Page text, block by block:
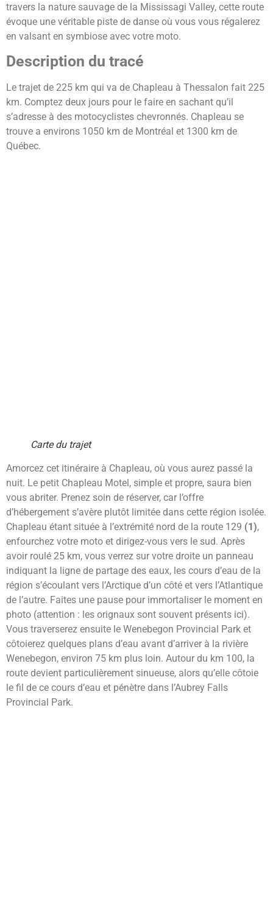
travers la nature sauvage de la Mississagi Valley, cette route
évoque une véritable piste de danse où vous vous régalerez
en valsant en symbiose avec votre moto.
Description du tracé
Le trajet de 225 km qui va de Chapleau à Thessalon fait 225
km. Comptez deux jours pour le faire en sachant qu’il
s’adresse à des motocyclistes chevronnés. Chapleau se
trouve a environs 1050 km de Montréal et 1300 km de
Québec.
Carte du trajet
Amorcez cet itinéraire à Chapleau, où vous aurez passé la
nuit. Le petit Chapleau Motel, simple et propre, saura bien
vous abriter. Prenez soin de réserver, car l’offre
d’hébergement s’avère plutôt limitée dans cette région isolée.
Chapleau étant située à l’extrémité nord de la route 129 (1),
enfourchez votre moto et dirigez-vous vers le sud. Après
avoir roulé 25 km, vous verrez sur votre droite un panneau
indiquant la ligne de partage des eaux, les cours d’eau de la
région s’écoulant vers l’Arctique d’un côté et vers l’Atlantique
de l’autre. Faites une pause pour immortaliser le moment en
photo (attention : les orignaux sont souvent présents ici).
Vous traverserez ensuite le Wenebegon Provincial Park et
côtoierez quelques plans d’eau avant d’arriver à la rivière
Wenebegon, environ 75 km plus loin. Autour du km 100, la
route devient particulièrement sinueuse, alors qu’elle côtoie
le fil de ce cours d’eau et pénètre dans l’Aubrey Falls
Provincial Park.